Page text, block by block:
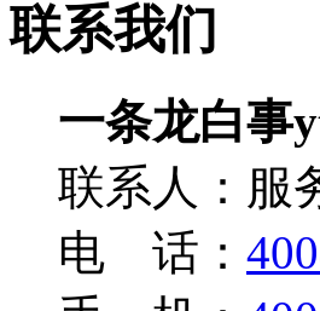
联系我们
一条龙白事
联系人：服
电 话：